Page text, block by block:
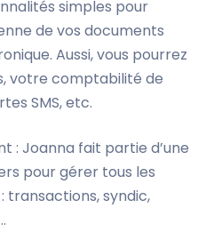
simples pour
de vos documents
Aussi, vous pourrez
votre comptabilité de
SMS, etc.
: Joanna fait partie d’une
pour gérer tous les
syndic,